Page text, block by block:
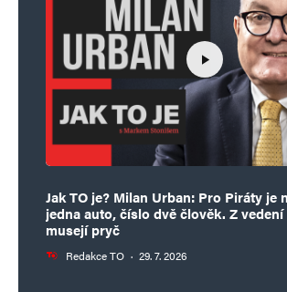
Jak TO je? Milan Urban: Pro Piráty je
jedna auto, číslo dvě člověk. Z
musejí pryč
Redakce TO · 29. 7. 2026